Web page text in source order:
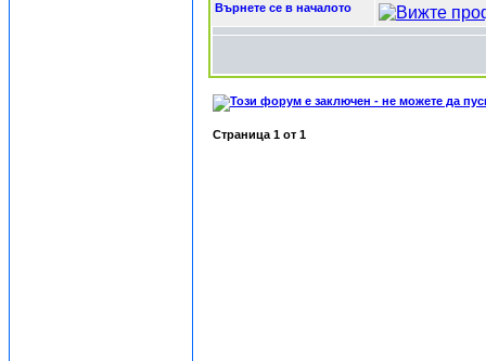
Върнете се в началото
Страница 1 от 1